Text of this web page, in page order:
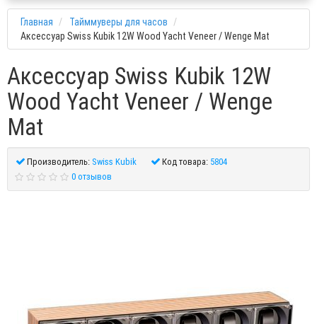
Главная
Тайммуверы для часов
Аксессуар Swiss Kubik 12W Wood Yacht Veneer / Wenge Mat
Аксессуар Swiss Kubik 12W
Wood Yacht Veneer / Wenge
Mat
Производитель:Swiss Kubik Код товара: 5804
0 отзывов